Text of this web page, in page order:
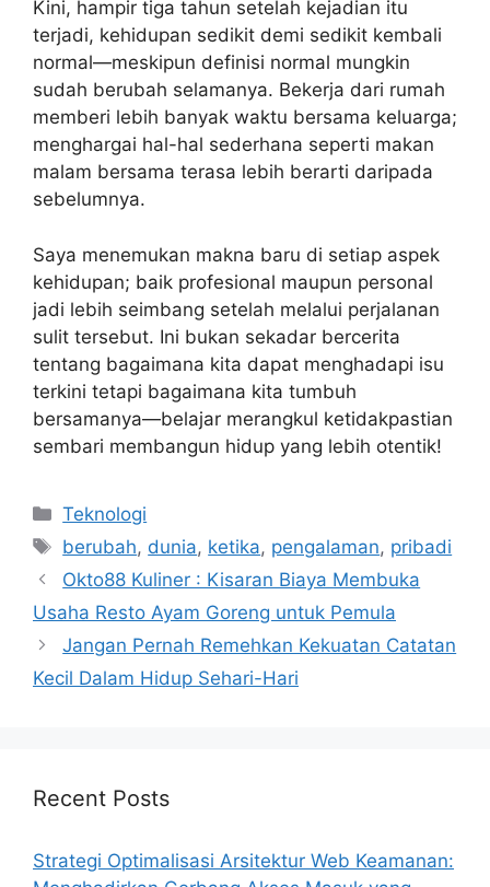
Kini, hampir tiga tahun setelah kejadian itu
terjadi, kehidupan sedikit demi sedikit kembali
normal—meskipun definisi normal mungkin
sudah berubah selamanya. Bekerja dari rumah
memberi lebih banyak waktu bersama keluarga;
menghargai hal-hal sederhana seperti makan
malam bersama terasa lebih berarti daripada
sebelumnya.
Saya menemukan makna baru di setiap aspek
kehidupan; baik profesional maupun personal
jadi lebih seimbang setelah melalui perjalanan
sulit tersebut. Ini bukan sekadar bercerita
tentang bagaimana kita dapat menghadapi isu
terkini tetapi bagaimana kita tumbuh
bersamanya—belajar merangkul ketidakpastian
sembari membangun hidup yang lebih otentik!
Categories
Teknologi
Tags
berubah, dunia, ketika, pengalaman, pribadi
Okto88 Kuliner : Kisaran Biaya Membuka
Usaha Resto Ayam Goreng untuk Pemula
Jangan Pernah Remehkan Kekuatan Catatan
Kecil Dalam Hidup Sehari-Hari
Recent Posts
Strategi Optimalisasi Arsitektur Web Keamanan: